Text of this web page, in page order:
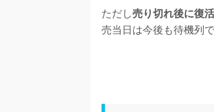
ただし売り切れ後に復活
売当日は今後も待機列